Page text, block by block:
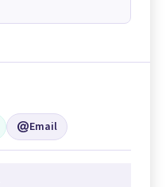
Email